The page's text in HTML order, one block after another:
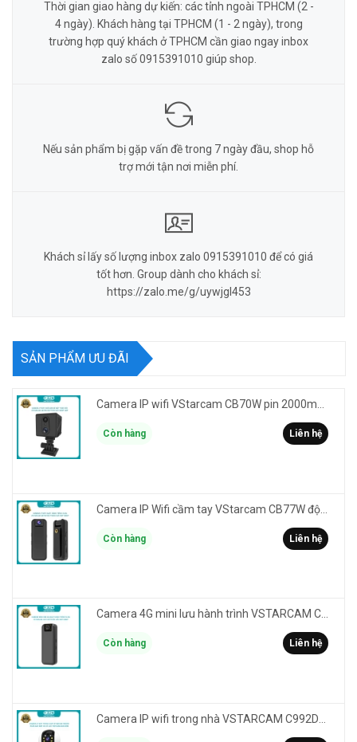
Thời gian giao hàng dự kiến: các tỉnh ngoài TPHCM (2 -
4 ngày). Khách hàng tại TPHCM (1 - 2 ngày), trong
trường hợp quý khách ở TPHCM cần giao ngay inbox
zalo số 0915391010 giúp shop.
Nếu sản phẩm bị gặp vấn đề trong 7 ngày đầu, shop hỗ
trợ mới tận nơi miễn phí.
Khách sỉ lấy số lượng inbox zalo 0915391010 để có giá
tốt hơn. Group dành cho khách sỉ:
https://zalo.me/g/uywjgl453
SẢN PHẨM ƯU ĐÃI
Camera IP wifi VStarcam CB70W pin 2000mAh 3MP FullHD 1080P - ghi hành trình làm Vlog cầm tay cài áo
Còn hàng Liên hệ
Còn hàng Liên hệ
Camera 4G mini lưu hành trình VSTARCAM CB77 phân giải 3MP FullHD 1080P - Action cam quay Vlog
Còn hàng Liên hệ